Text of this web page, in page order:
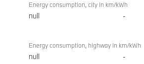
Energy consumption, city in km/kWh
null -
Energy consumption, highway in km/kWh
null -